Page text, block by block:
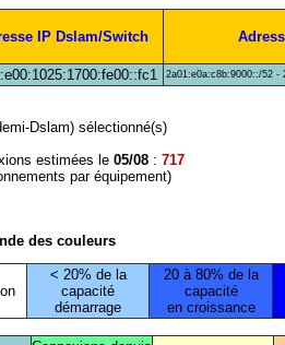
IP Dslam/Switch
2a01:e0a:c8b:9000::/52 -
Dslam) sélectionné(s)
estimées le 05/08: 717
par équipement)
des couleurs
< 20% de la
capacité
démarrage
20 à 80% de la
capacité
en croissance